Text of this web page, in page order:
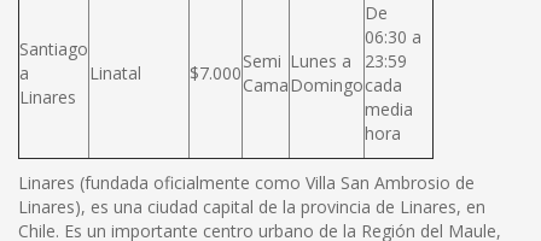
Santiago
a
Linares
Linatal $7.000
Semi
Cama
Lunes a
Domingo
De
06:30 a
23:59
cada
media
hora
Linares (fundada oficialmente como Villa San Ambrosio de
Linares), es una ciudad capital de la provincia de Linares, en
Chile. Es un importante centro urbano de la Región del Maule,